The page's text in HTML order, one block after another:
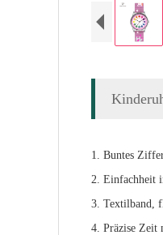
1. Buntes
2. Einfachheit
3. Textilband,
4. Präzise Zeit